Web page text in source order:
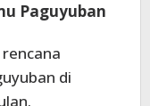
Paguyuban
di